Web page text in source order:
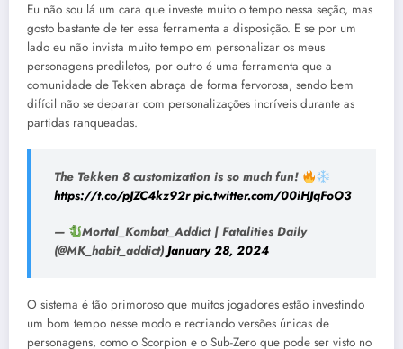
Eu não sou lá um cara que investe muito o tempo nessa seção, mas
gosto bastante de ter essa ferramenta a disposição. E se por um
lado eu não invista muito tempo em personalizar os meus
personagens prediletos, por outro é uma ferramenta que a
comunidade de Tekken abraça de forma fervorosa, sendo bem
difícil não se deparar com personalizações incríveis durante as
partidas ranqueadas.
The Tekken 8 customization is so much fun!
https://t.co/pJZC4kz92r pic.twitter.com/00iHJqFoO3
—
Mortal_Kombat_Addict | Fatalities Daily
(@MK_habit_addict) January 28, 2024
O sistema é tão primoroso que muitos jogadores estão investindo
um bom tempo nesse modo e recriando versões únicas de
personagens, como o Scorpion e o Sub-Zero que pode ser visto no